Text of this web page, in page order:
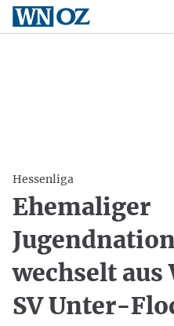
Hessenliga
Ehemaliger
wechselt
SV Unter-